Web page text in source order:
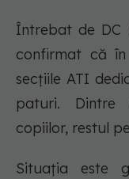
Întrebat de DC
confirmat că în
secțiile ATI
paturi. Dintre
copiilor, restul
Situația este